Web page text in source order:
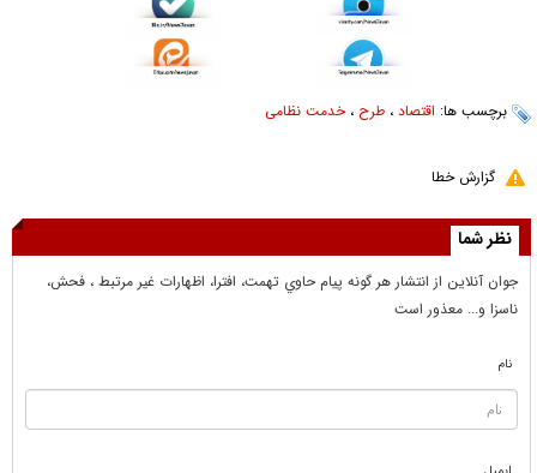
برچسب ها: اقتصاد ، طرح ،خدمت نظامی
گزارش خطا
نظر شما
جوان آنلاين از انتشار هر گونه پيام حاوي تهمت، افترا، اظهارات غير مرتبط ، فحش،
ناسزا و... معذور است
نام